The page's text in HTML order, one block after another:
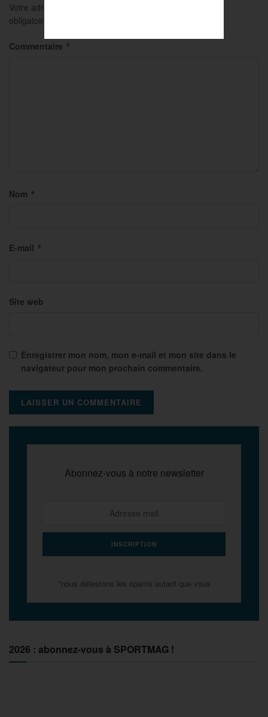
Votre adresse e-mail ne sera pas publiée.
obligatoires sont indiqués avec
Commentaire *
Nom *
E-mail *
Site web
Enregistrer mon nom, mon e-mail et mon site dans le
navigateur pour mon prochain commentaire.
Abonnez-vous à notre newsletter
*nous détestons les spams autant que vous
2026 : abonnez-vous à SPORTMAG !